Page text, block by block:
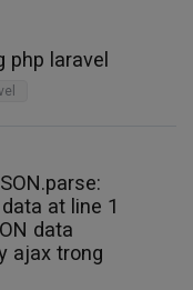
php laravel
at line 1
data
ajax trong